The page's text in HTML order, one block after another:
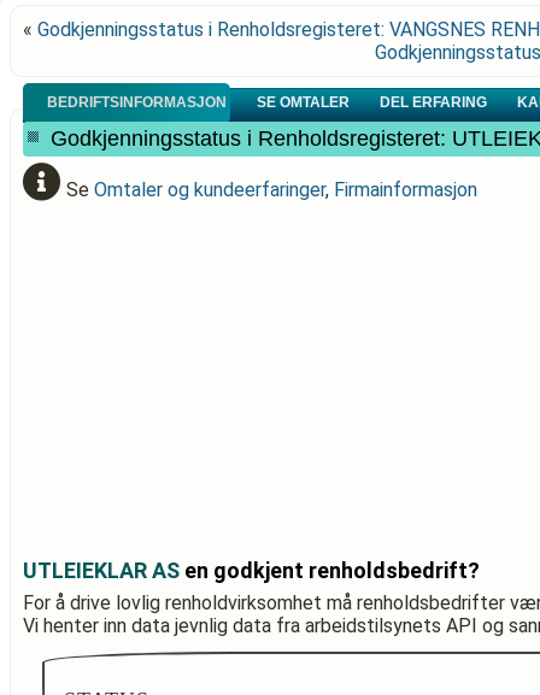
« Godkjenningsstatus i Renholdsregisteret: VANGSNES
BEDRIFTSINFORMASJON SE OMTALER DEL ERFARING
Godkjenningsstatus i Renholdsregisteret:
Se Omtaler og kundeerfaringer, Firmainformasjon
UTLEIEKLAR AS en godkjent renholdsbedrift?
For å drive lovlig renholdvirksomhet må renholdsbedrifter
Vi henter inn data jevnlig data fra arbeidstilsynets API og